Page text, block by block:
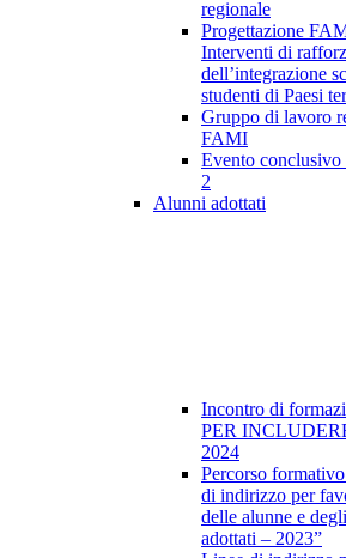
regionale
Progettazione
Interventi di
dell’integrazione
studenti di Paesi
Gruppo di lavoro
FAMI
Evento
2
Alunni adottati
Incontro di
PER
2024
Percorso
di indirizzo per
delle alunne e
adottati – 2023”